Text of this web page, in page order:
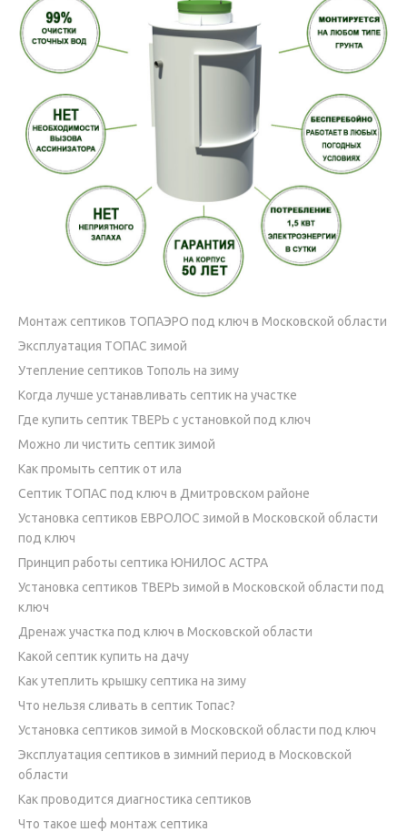
Монтаж септиков ТОПАЭРО под ключ в Московской области
Эксплуатация ТОПАС зимой
Утепление септиков Тополь на зиму
Когда лучше устанавливать септик на участке
Где купить септик ТВЕРЬ с установкой под ключ
Можно ли чистить септик зимой
Как промыть септик от ила
Септик ТОПАС под ключ в Дмитровском районе
Установка септиков ЕВРОЛОС зимой в Московской области
под ключ
Принцип работы септика ЮНИЛОС АСТРА
Установка септиков ТВЕРЬ зимой в Московской области под
ключ
Дренаж участка под ключ в Московской области
Какой септик купить на дачу
Как утеплить крышку септика на зиму
Что нельзя сливать в септик Топас?
Установка септиков зимой в Московской области под ключ
Эксплуатация септиков в зимний период в Московской
области
Как проводится диагностика септиков
Что такое шеф монтаж септика